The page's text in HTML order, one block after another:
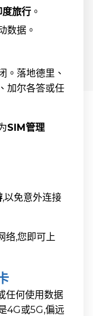
度旅行 。
数据。
。落地德里、
加尔各答或任
SIM管理
,以免意外连接
络,您即可上
何使用数据
4G或5G,偏远